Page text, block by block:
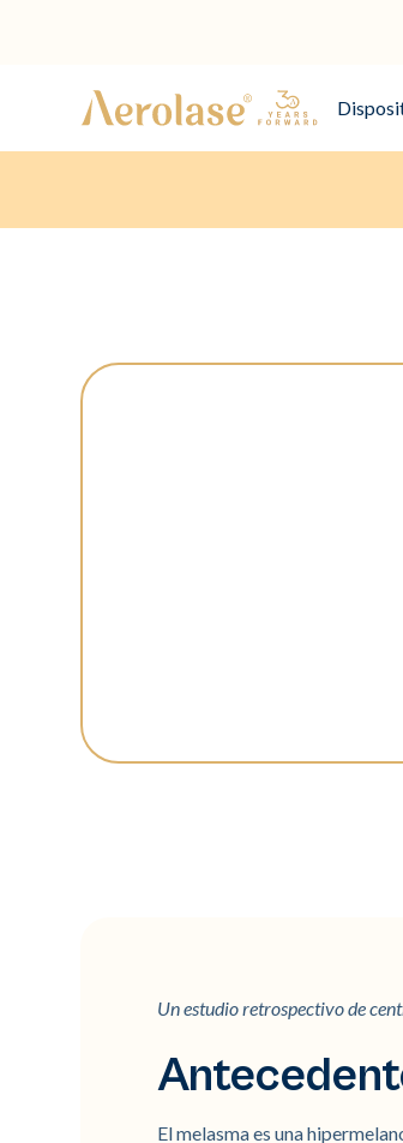
Un estudio retrospectivo de
El melasma es una